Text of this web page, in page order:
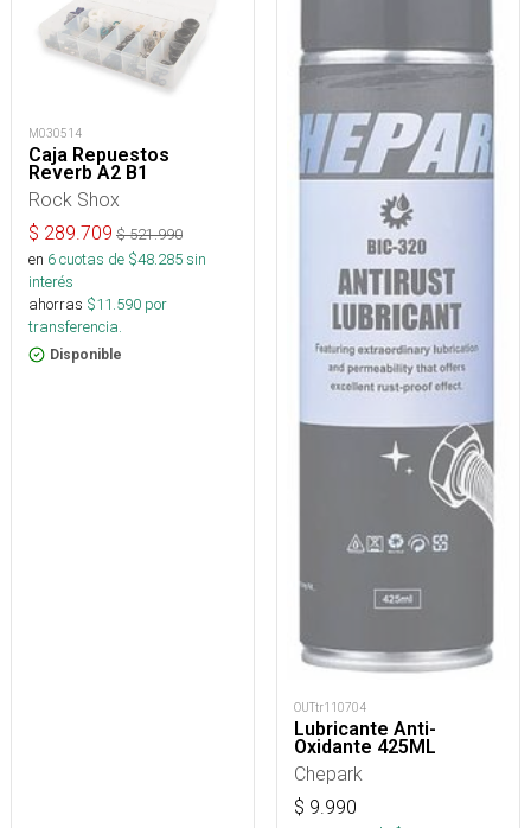
M030514
Caja Repuestos
Reverb A2 B1
Rock Shox
$ 289.709 $521.990
en 6cuotas de $48.285sin
interés
ahorras $11.590 por
transferencia.
Disponible
OUTtr110704
Lubricante Anti-
Oxidante 425ML
Chepark
$ 9.990